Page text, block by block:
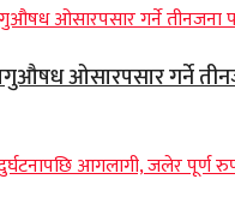
ओसारपसार गर्ने